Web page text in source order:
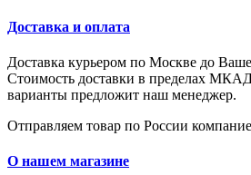
Доставка и оплата
Доставка курьером по Москве до
Стоимость доставки в пределах
варианты предложит наш менеджер.
Отправляем товар по России
О нашем магазине